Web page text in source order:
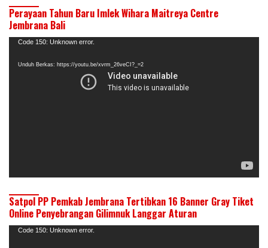
Perayaan Tahun Baru Imlek Wihara Maitreya Centre
Jembrana Bali
Pemutar
Code 150: Unknown error.
Unduh Berkas: https://youtu.be/xvrm_26veCI?_=2
Satpol PP Pemkab Jembrana Tertibkan 16 Banner Gray Tiket
Online Penyebrangan Gilimnuk Langgar Aturan
Pemutar
Code 150: Unknown error.